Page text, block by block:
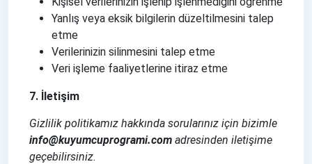
Yanlış veya eksik bilgilerin düzeltilmesini talep
etme
Verilerinizin silinmesini talep etme
Veri işleme faaliyetlerine itiraz etme
7. İletişim
Gizlilik politikamız hakkında sorularınız için bizimle
info@kuyumcuprogrami.com adresinden iletişime
geçebilirsiniz.